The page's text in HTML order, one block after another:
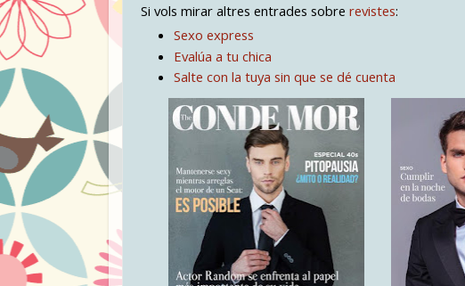
Si vols mirar altres entrades sobre revistes:
Sexo express
Evalúa a tu chica
Salte con la tuya sin que se dé cuenta